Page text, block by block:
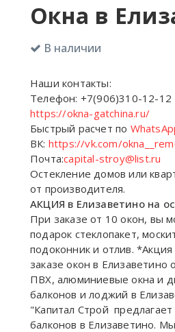
Окна в
В наличии
Наши контакты:
Телефон: +7(906)310-12-12
https://okna-gatchina.ru/
Быстрый расчет по
ВК: https://vk.com/
Почта:capital-stroy@list.ru
Остекление домов или
от производителя.
АКЦИЯ в Елизаветино на
При заказе от 10 окон, вы
подарок стеклопакет,
подоконник и отлив.
заказе окон в Елизаветино
ПВХ, алюминиевые окна и
балконов и лоджий в
"Капитал Строй предлагает
балконов в Елизаветино.